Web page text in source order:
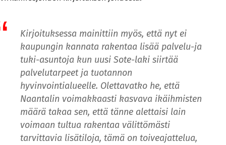
Kirjoituksessa mainittiin myös, että nyt ei
kaupungin kannata rakentaa lisää palvelu-ja
tuki-asuntoja kun uusi Sote-laki siirtää
palvelutarpeet ja tuotannon
hyvinvointialueelle. Olettavatko he, että
Naantalin voimakkaasti kasvava ikäihmisten
määrä takaa sen, että tänne alettaisi lain
voimaan tultua rakentaa välittömästi
tarvittavia lisätiloja, tämä on toiveajattelua,